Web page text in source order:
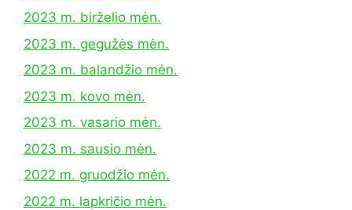
2023 m. birželio mėn.
2023 m. gegužės mėn.
2023 m. balandžio mėn.
2023 m. kovo mėn.
2023 m. vasario mėn.
2023 m. sausio mėn.
2022 m. gruodžio mėn.
2022 m. lapkričio mėn.